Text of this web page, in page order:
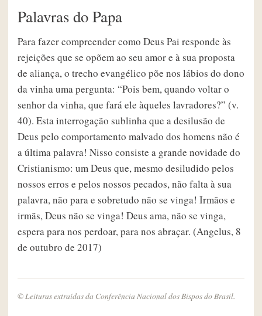
Palavras do Papa
Para fazer compreender como Deus Pai responde às
rejeições que se opõem ao seu amor e à sua proposta
de aliança, o trecho evangélico põe nos lábios do dono
da vinha uma pergunta: “Pois bem, quando voltar o
senhor da vinha, que fará ele àqueles lavradores?” (v.
40). Esta interrogação sublinha que a desilusão de
Deus pelo comportamento malvado dos homens não é
a última palavra! Nisso consiste a grande novidade do
Cristianismo: um Deus que, mesmo desiludido pelos
nossos erros e pelos nossos pecados, não falta à sua
palavra, não para e sobretudo não se vinga! Irmãos e
irmãs, Deus não se vinga! Deus ama, não se vinga,
espera para nos perdoar, para nos abraçar. (Angelus, 8
de outubro de 2017)
© Leituras extraídas da Conferência Nacional dos Bispos do Brasil.